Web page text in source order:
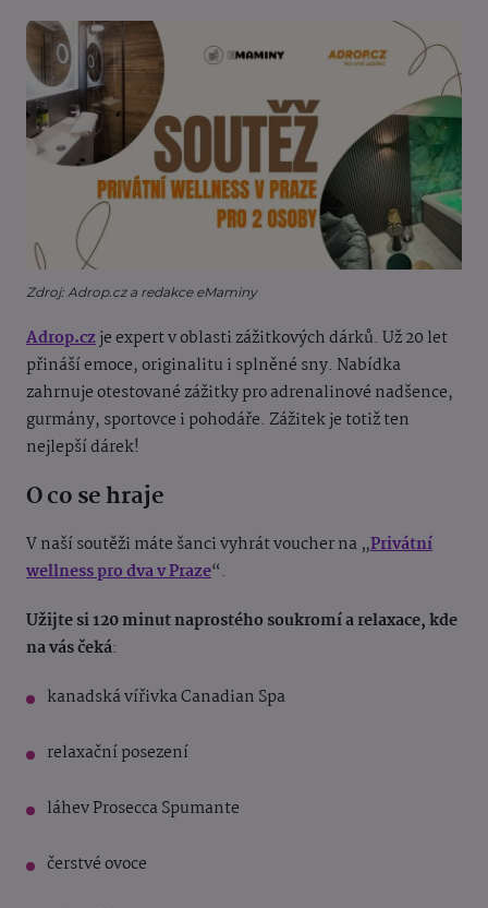
Zdroj: Adrop.cz a redakce eMaminy
Adrop.czje expert v oblasti zážitkových dárků. Už 20 let
přináší emoce, originalitu i splněné sny. Nabídka
zahrnuje otestované zážitky pro adrenalinové nadšence,
gurmány, sportovce i pohodáře. Zážitek je totiž ten
nejlepší dárek!
O co se hraje
V naší soutěži máte šanci vyhrát voucher na „Privátní
wellness pro dva v Praze“.
Užijte si 120 minut naprostého soukromí a relaxace, kde
na vás čeká:
kanadská vířivka Canadian Spa
relaxační posezení
láhev Prosecca Spumante
čerstvé ovoce